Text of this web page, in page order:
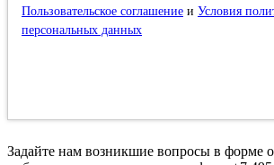
Пользовательское соглашение и Условия
персональных данных
Задайте нам возникшие вопросы в форме